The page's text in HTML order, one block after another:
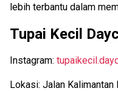
lebih terbantu dalam
Tupai Kecil
Instagram:
Lokasi: Jalan Kalimantan